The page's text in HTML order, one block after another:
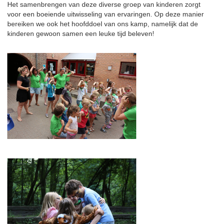
Het samenbrengen van deze diverse groep van kinderen zorgt
voor een boeiende uitwisseling van ervaringen. Op deze manier
bereiken we ook het hoofddoel van ons kamp, namelijk dat de
kinderen gewoon samen een leuke tijd beleven!